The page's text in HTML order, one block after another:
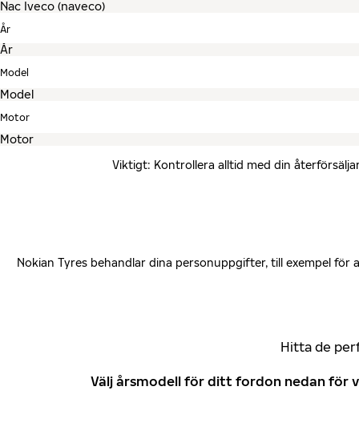
År
Model
Motor
Viktigt: Kontrollera alltid med din
Nokian Tyres behandlar dina personuppgifter, till exempel
Hitta de
Välj årsmodell för ditt fordon nedan för